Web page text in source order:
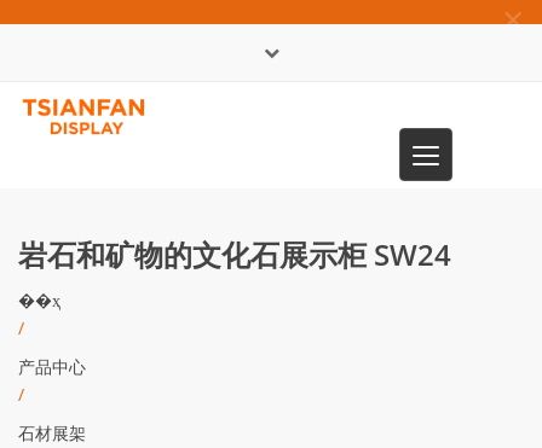
×
Toggle
navigation
岩石和矿物的文化石展示柜 SW24
��ҳ
/
产品中心
/
石材展架